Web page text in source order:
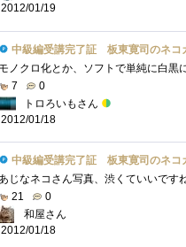
2012/01/19
中級編受講完了証 板東寛司のネコカメ写
7
0
トロろいもさん
2012/01/18
中級編受講完了証 板東寛司のネコカメ写
21
0
和屋さん
2012/01/18